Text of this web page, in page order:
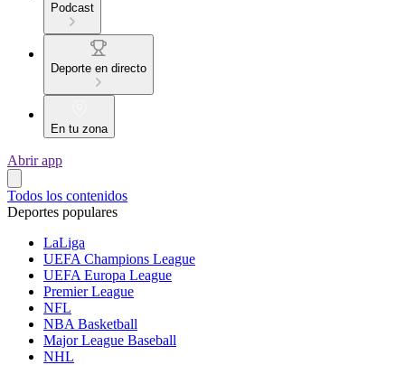
Podcast
Deporte en directo
En tu zona
Abrir app
Todos los contenidos
Deportes populares
LaLiga
UEFA Champions League
UEFA Europa League
Premier League
NFL
NBA Basketball
Major League Baseball
NHL